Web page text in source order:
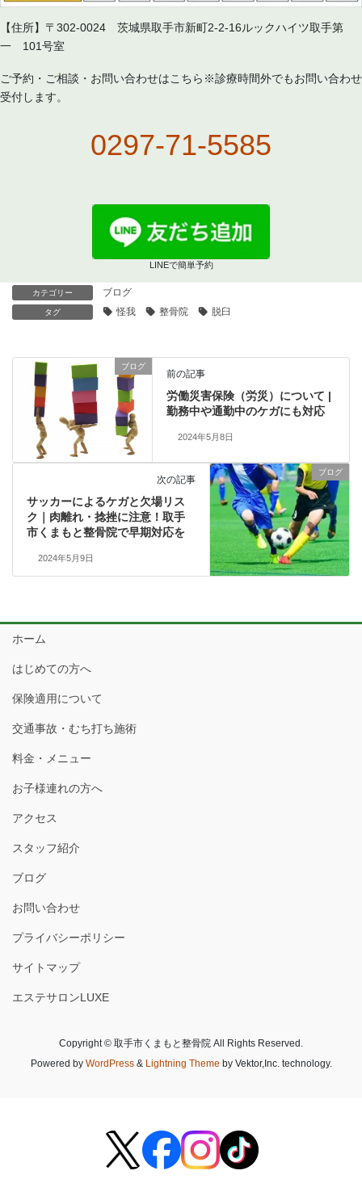
【住所】〒302-0024 茨城県取手市新町2-2-16ルックハイツ取手第
一 101号室
ご予約・ご相談・お問い合わせはこちら※診療時間外でもお問い合わせ
受付します。
0297-71-5585
LINEで簡単予約
カテゴリー ブログ
タグ 怪我 整骨院 脱臼
ブログ
前の記事
労働災害保険（労災）について |
勤務中や通勤中のケガにも対応
2024年5月8日
ブログ
次の記事
サッカーによるケガと欠場リス
ク｜肉離れ・捻挫に注意！取手
市くまもと整骨院で早期対応を
2024年5月9日
ホーム
はじめての方へ
保険適用について
交通事故・むち打ち施術
料金・メニュー
お子様連れの方へ
アクセス
スタッフ紹介
ブログ
お問い合わせ
プライバシーポリシー
サイトマップ
エステサロンLUXE
Copyright © 取手市くまもと整骨院 All Rights Reserved.
Powered by WordPress& Lightning Theme by Vektor,Inc. technology.